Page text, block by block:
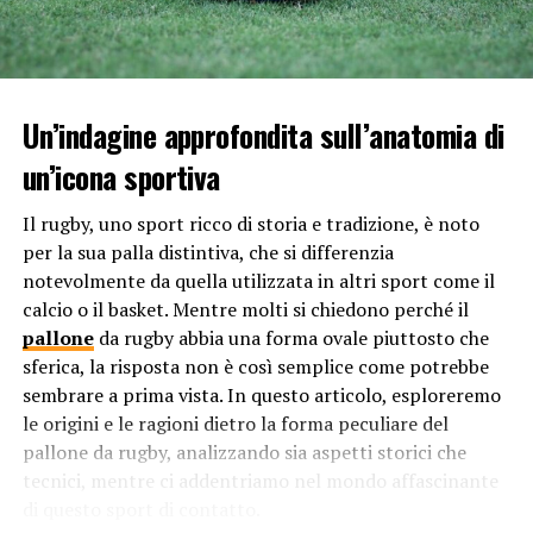
Oltre alle sfide fisiche, i calciatori affrontano anche
stress mentale ed emotivo. Le aspettative del pubblico,
schiaccianti. Il costante confronto con altri giocatori e
la paura del fallimento possono causare ansia e stress,
influenzando negativamente le prestazioni in campo e
la salute mentale complessiva dei giocatori. Questo
stress può contribuire alla brevità della carriera di un
calciatore, spingendolo a ritirarsi prematuramente o a
cercare nuove opportunità al di fuori del calcio
professionistico.
4. Gestione delle Finanze
Mentre i calciatori professionisti godono spesso di
stipendi elevati, la gestione delle finanze può essere un
Un’indagine approfondita sull’anatomia di
un’icona sportiva
Il rugby, uno sport ricco di storia e tradizione, è noto
per la sua palla distintiva, che si differenzia
notevolmente da quella utilizzata in altri sport come il
calcio o il basket. Mentre molti si chiedono perché il
palloneda rugby abbia una forma ovale piuttosto che
sferica, la risposta non è così semplice come potrebbe
sembrare a prima vista. In questo articolo, esploreremo
le origini e le ragioni dietro la forma peculiare del
pallone da rugby, analizzando sia aspetti storici che
tecnici, mentre ci addentriamo nel mondo affascinante